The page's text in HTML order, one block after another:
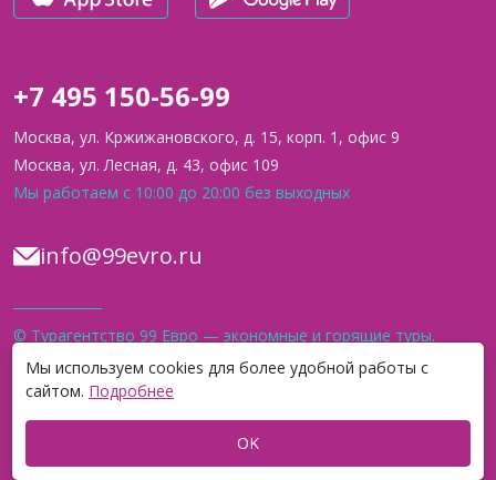
Мы используем cookies для более удобной работы с
сайтом. Подробнее
OK
+7 495 150-56-99
Москва, ул. Кржижановского, д. 15, корп. 1, офис 9
Москва, ул. Лесная, д. 43, офис 109
Мы работаем с 10:00 до 20:00 без выходных
info@99evro.ru
© Турагентство 99 Евро — экономные и горящие туры.
Официальный сайт. 2012–2026
* Организация Meta, а также её продукт Instagram, на который мы
ссылаемся,
признаны экстремистскими на территории РФ.